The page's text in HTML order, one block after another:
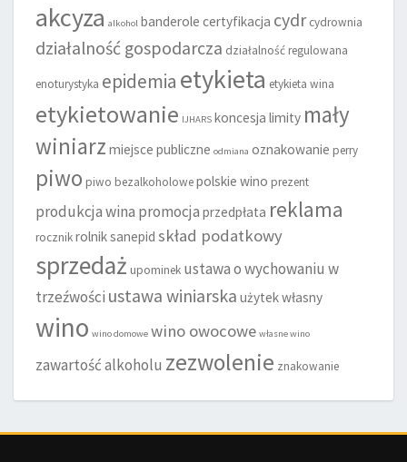
akcyza alkohol banderole certyfikacja cydr cydrownia
działalność gospodarcza działalność regulowana
enoturystyka epidemia etykieta etykieta wina
etykietowanie IJHARS koncesja limity mały
winiarz miejsce publiczne odmiana oznakowanie perry
piwo piwo bezalkoholowepolskie wino prezent
produkcja wina promocja przedpłata reklama
rocznikrolniksanepid skład podatkowy
sprzedaż upominek ustawa o wychowaniu w
trzeźwości ustawa winiarska użytek własny
wino wino domowe wino owocowe własne wino
zawartość alkoholu zezwolenie znakowanie